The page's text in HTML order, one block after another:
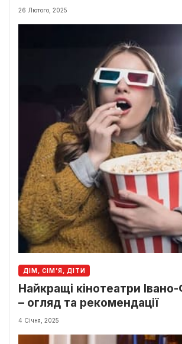
26 Лютого, 2025
ДІМ, СІМ’Я, ДІТИ
Найкращі кінотеатри
– огляд та рекомендації
4 Січня, 2025